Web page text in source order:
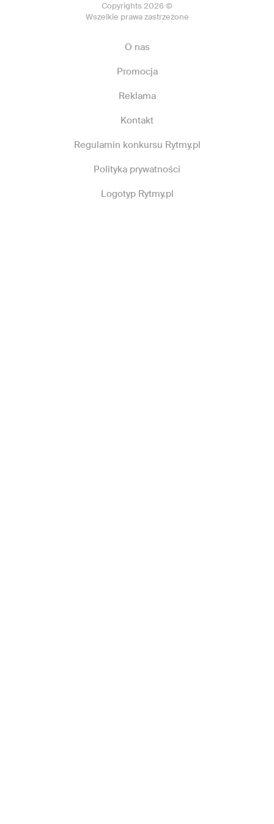
Copyrights 2026 ©
Wszelkie prawa zastrzeżone
O nas
Promocja
Reklama
Kontakt
Regulamin konkursu Rytmy.pl
Polityka prywatności
Logotyp Rytmy.pl